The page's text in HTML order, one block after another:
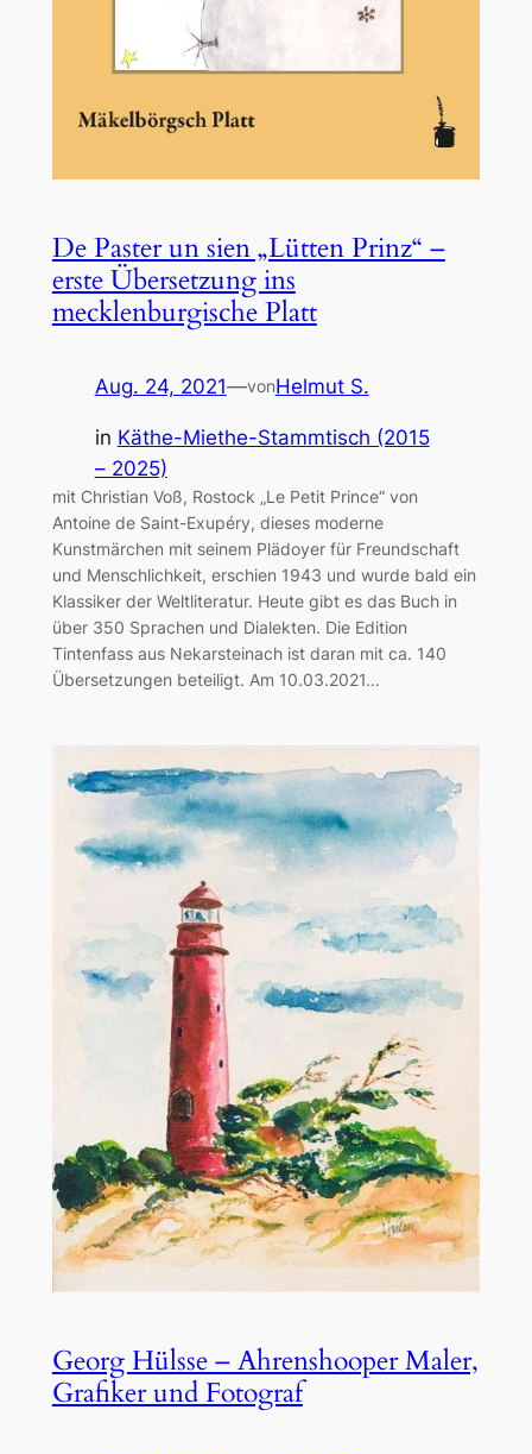
De Paster un sien „Lütten Prinz“ –
erste Übersetzung ins
mecklenburgische Platt
Aug. 24, 2021—vonHelmut S.
in Käthe-Miethe-Stammtisch (2015
– 2025)
mit Christian Voß, Rostock „Le Petit Prince“ von
Antoine de Saint-Exupéry, dieses moderne
Kunstmärchen mit seinem Plädoyer für Freundschaft
und Menschlichkeit, erschien 1943 und wurde bald ein
Klassiker der Weltliteratur. Heute gibt es das Buch in
über 350 Sprachen und Dialekten. Die Edition
Tintenfass aus Nekarsteinach ist daran mit ca. 140
Übersetzungen beteiligt. Am 10.03.2021…
Georg Hülsse – Ahrenshooper Maler,
Grafiker und Fotograf